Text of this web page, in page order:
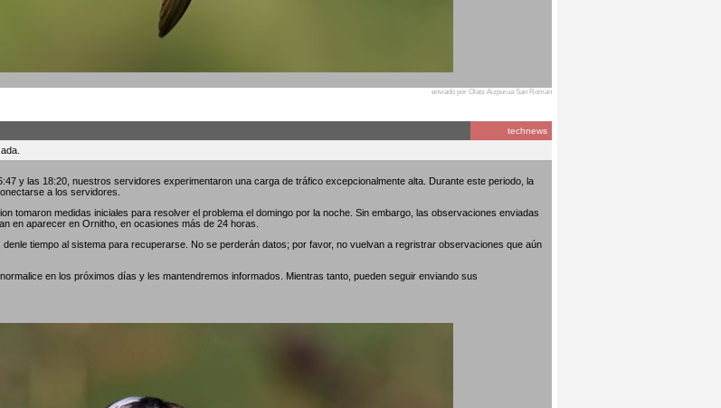
enviado por Olatz Aizpurua San Roman
technews
y las 18:20, nuestros servidores experimentaron una carga de tráfico excepcionalmente alta. Durante este periodo, la
a los servidores.
tomaron medidas iniciales para resolver el problema el domingo por la noche. Sin embargo, las observaciones enviadas
en aparecer en Ornitho, en ocasiones más de 24 horas.
denle tiempo al sistema para recuperarse. No se perderán datos; por favor, no vuelvan a regristrar observaciones que aún
en los próximos días y les mantendremos informados. Mientras tanto, pueden seguir enviando sus